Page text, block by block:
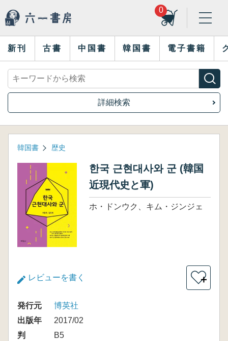
0
新刊 古書 中国書 韓国書 電子書籍
詳細検索
韓国書 歴史
한국 근현대사와 군 (韓国
近現代史と軍)
ホ・ドンウク、キム・ジンジェ
レビューを書く ＋
発行元
博英社
出版年
2017/02
判
B5